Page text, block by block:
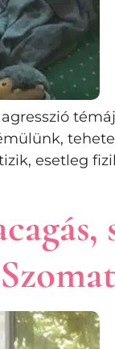
esetleg